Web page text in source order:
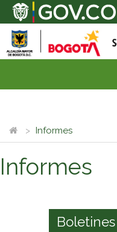
Informes
Informes